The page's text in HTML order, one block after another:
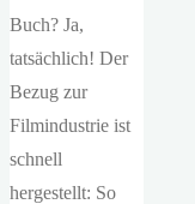
Buch? Ja,
tatsächlich! Der
Bezug zur
Filmindustrie ist
schnell
hergestellt: So